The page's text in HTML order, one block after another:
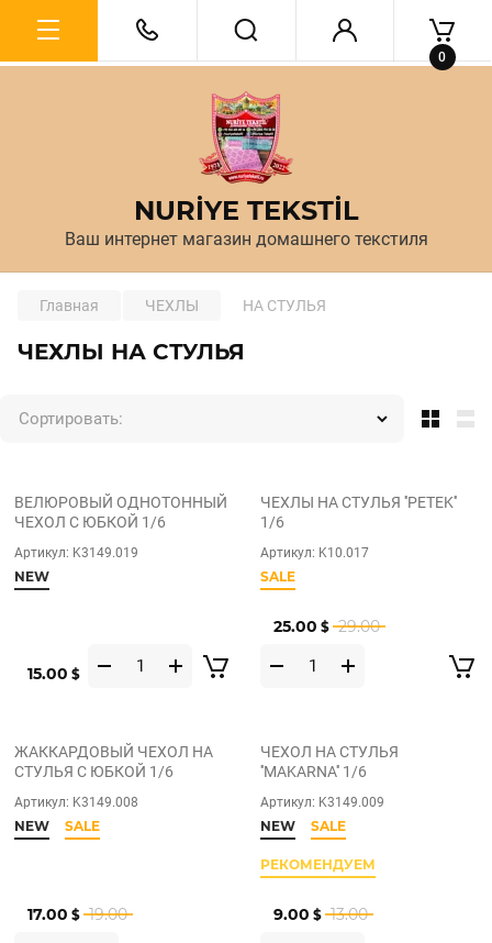
NURİYE TEKSTİL
Ваш интернет магазин домашнего текстиля
0
Главная ЧЕХЛЫ НА СТУЛЬЯ
ЧЕХЛЫ НА СТУЛЬЯ
Сортировать:
ВЕЛЮРОВЫЙ ОДНОТОННЫЙ
ЧЕХОЛ С ЮБКОЙ 1/6
Артикул: K3149.019
NEW
15.00 $
ЧЕХЛЫ НА СТУЛЬЯ ''PETEK''
1/6
Артикул: K10.017
SALE
29.00
25.00 $
ЖАККАРДОВЫЙ ЧЕХОЛ НА
СТУЛЬЯ С ЮБКОЙ 1/6
Артикул: K3149.008
NEW SALE
19.00
17.00 $
ЧЕХОЛ НА СТУЛЬЯ
''MAKARNA'' 1/6
Артикул: K3149.009
NEW SALE
РЕКОМЕНДУЕМ
13.00
9.00 $